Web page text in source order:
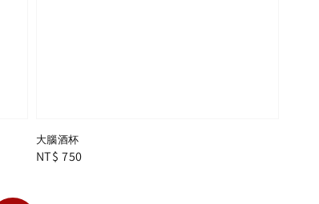
大腦酒杯
Regular
NT$ 750